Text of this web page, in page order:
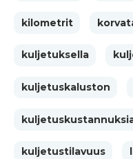
kilometrit
kuljetuksella
kuljetuskaluston
kuljetustilavuus